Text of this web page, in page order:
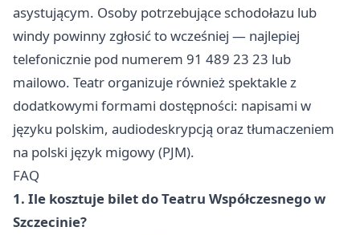
asystującym. Osoby potrzebujące schodołazu lub
windy powinny zgłosić to wcześniej — najlepiej
telefonicznie pod numerem 91 489 23 23 lub
mailowo. Teatr organizuje również spektakle z
dodatkowymi formami dostępności: napisami w
języku polskim, audiodeskrypcją oraz tłumaczeniem
na polski język migowy (PJM).
FAQ
1. Ile kosztuje bilet do Teatru Współczesnego w
Szczecinie?